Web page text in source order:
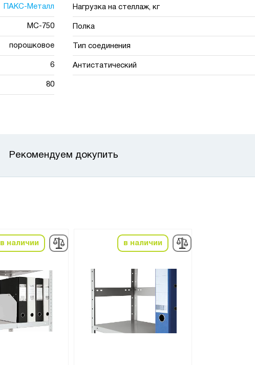
ПАКС-Металл
МС-750
порошковое
6
80
Нагрузка на стеллаж, кг
Полка
Тип соединения
Антистатический
Рекомендуем докупить
в наличии в наличии